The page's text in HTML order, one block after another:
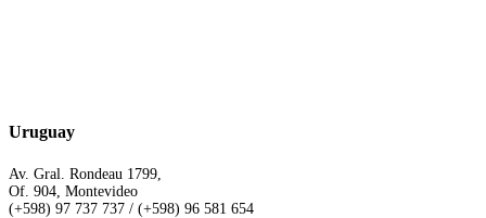
Uruguay
Av. Gral. Rondeau 1799,
Of. 904, Montevideo
(+598) 97 737 737 / (+598) 96 581 654